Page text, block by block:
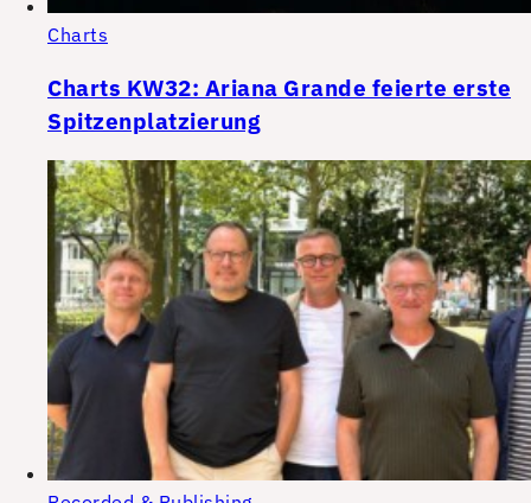
Charts
Charts KW32: Ariana Grande feierte erste
Spitzenplatzierung